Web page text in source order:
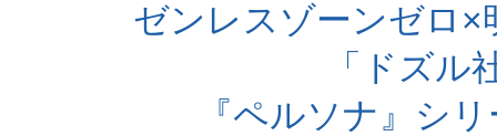
ゼンレスゾーンゼロ
「ドズル
『ペルソナ』シ